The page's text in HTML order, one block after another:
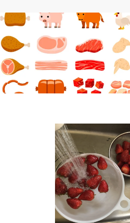
モス『にくにくにく』感想と動画を最速